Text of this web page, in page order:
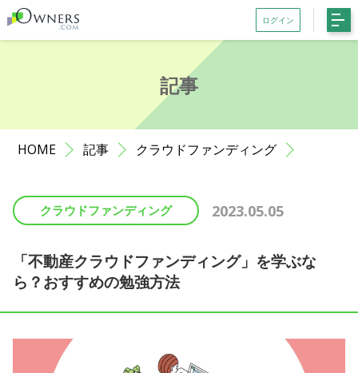
ログイン
会員登録がお済みでない方はこちら
お知らせ
サポート
初めての方へ よくある質問
お問い合わせ
利用規約等
記事
HOME 記事 クラウドファンディング
クラウドファンディング 2023.05.05
「不動産クラウドファンディング」を学ぶな
ら？おすすめの勉強方法